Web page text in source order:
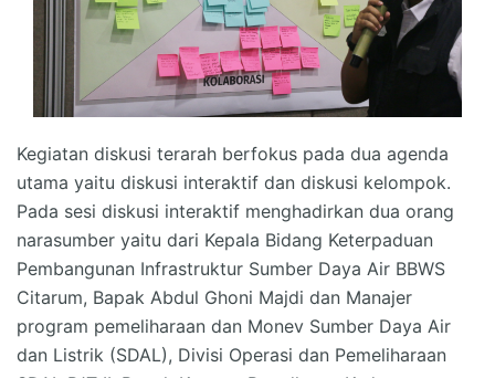
Kegiatan diskusi terarah berfokus pada dua agenda
utama yaitu diskusi interaktif dan diskusi kelompok.
Pada sesi diskusi interaktif menghadirkan dua orang
narasumber yaitu dari Kepala Bidang Keterpaduan
Pembangunan Infrastruktur Sumber Daya Air BBWS
Citarum, Bapak Abdul Ghoni Majdi dan Manajer
program pemeliharaan dan Monev Sumber Daya Air
dan Listrik (SDAL), Divisi Operasi dan Pemeliharaan